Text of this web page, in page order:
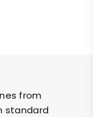
from
standard